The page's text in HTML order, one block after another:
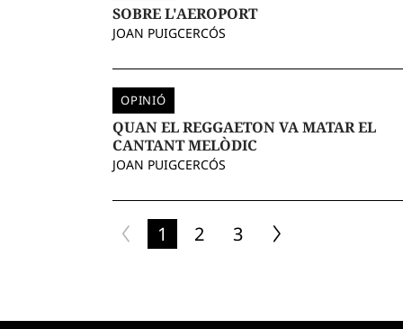
SOBRE L'AEROPORT
JOAN PUIGCERCÓS
OPINIÓ
QUAN EL REGGAETON VA MATAR EL
CANTANT MELÒDIC
JOAN PUIGCERCÓS
1 2 3